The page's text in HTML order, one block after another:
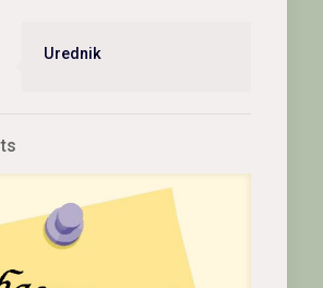
Urednik